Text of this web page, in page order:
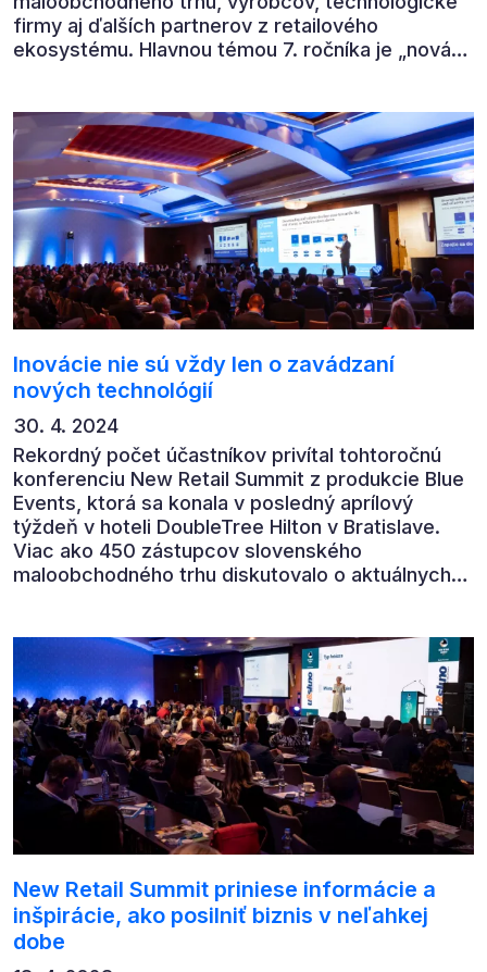
firmy aj ďalších partnerov z retailového
ekosystému. Hlavnou témou 7. ročníka je „nová
Inovácie nie sú vždy len o zavádzaní
nových technológií
30. 4. 2024
Rekordný počet účastníkov privítal tohtoročnú
konferenciu New Retail Summit z produkcie Blue
Events, ktorá sa konala v posledný aprílový
týždeň v hoteli DoubleTree Hilton v Bratislave.
Viac ako 450 zástupcov slovenského
maloobchodného trhu diskutovalo o aktuálnych
New Retail Summit priniese informácie a
inšpirácie, ako posilniť biznis v neľahkej
dobe